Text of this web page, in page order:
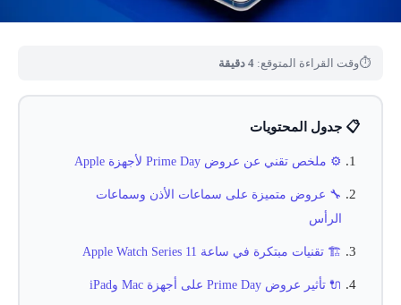
⏱وقت القراءة المتوقع: 4 دقيقة
📋 جدول المحتويات
⚙️ ملخص تقني عن عروض Prime Day لأجهزة Apple
🔧 عروض متميزة على سماعات الأذن وسماعات
الرأس
🏗️ تقنيات مبتكرة في ساعة Apple Watch Series 11
🔌 تأثير عروض Prime Day على أجهزة Mac وiPad